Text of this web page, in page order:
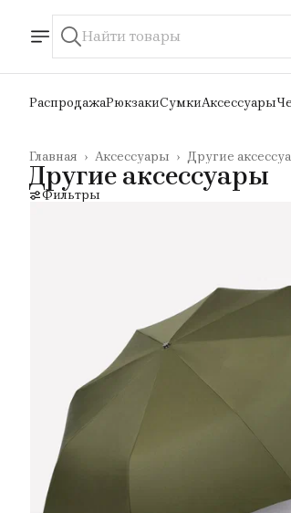
РаспродажаРюкзакиСумкиАксессуары
Другие
Аксессуары ›
Главная ›
Другие аксессуары
Фильтры